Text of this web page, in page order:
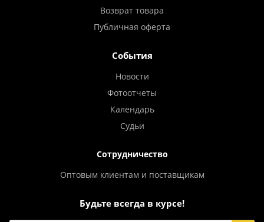
Возврат товара
Публичная оферта
События
Новости
Фотоотчеты
Календарь
Судьи
Сотрудничество
Оптовым клиентам и поставщикам
Будьте всегда в курсе!